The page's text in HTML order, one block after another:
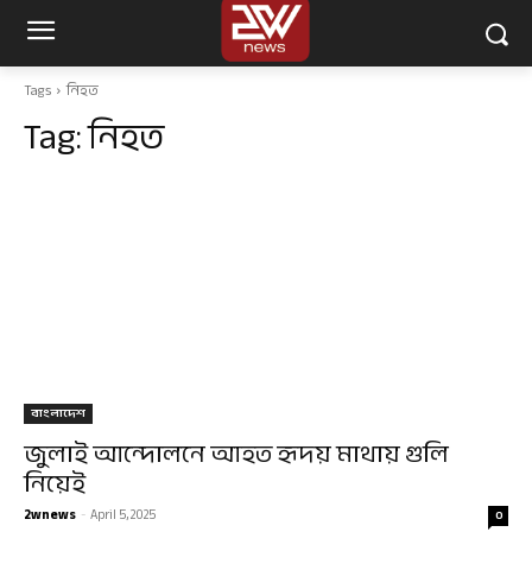
Tags নিহত
Tag:নিহত
বাংলাদেশ
জুলাই আন্দোলনে আহত হৃদয় মাথায় গুলি
নিয়েই
2wnews -April 5, 2025 0